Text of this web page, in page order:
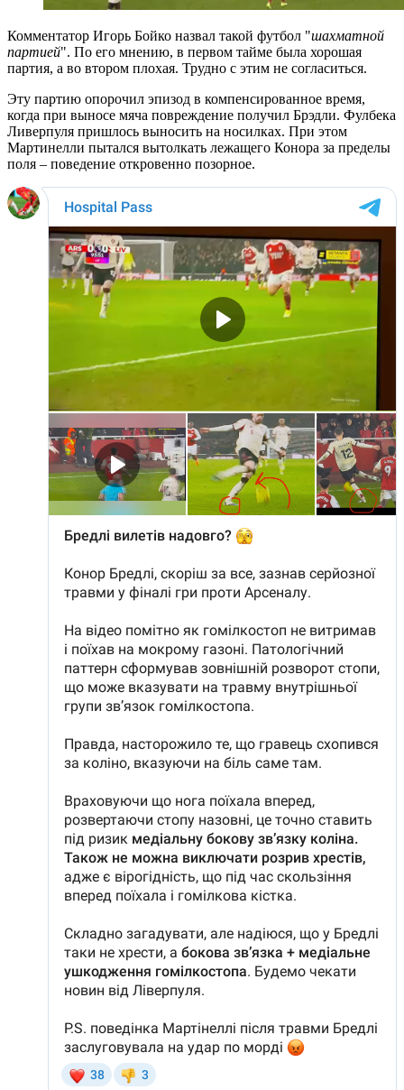
Комментатор Игорь Бойко назвал такой футбол "шахматной
партией". По его мнению, в первом тайме была хорошая
партия, а во втором плохая. Трудно с этим не согласиться.
Эту партию опорочил эпизод в компенсированное время,
когда при выносе мяча повреждение получил Брэдли. Фулбека
Ливерпуля пришлось выносить на носилках. При этом
Мартинелли пытался вытолкать лежащего Конора за пределы
поля – поведение откровенно позорное.